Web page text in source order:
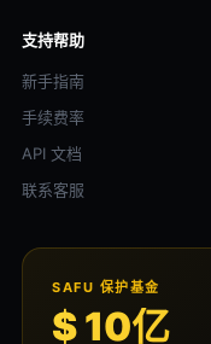
支持帮助
新手指南
手续费率
API 文档
联系客服
SAFU 保护基金
$ 10亿